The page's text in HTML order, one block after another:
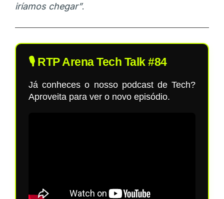
iríamos chegar”.
🎙️ RTP Arena Tech Talk #84
Já conheces o nosso podcast de Tech?
Aproveita para ver o novo episódio.